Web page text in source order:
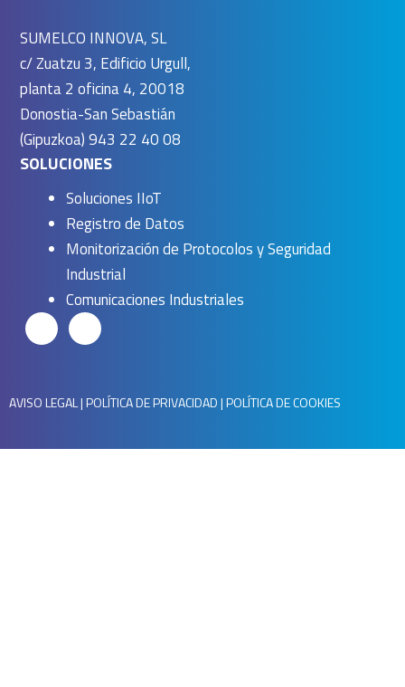
SUMELCO INNOVA, SL
c/ Zuatzu 3, Edificio Urgull,
planta 2 oficina 4, 20018
Donostia-San Sebastián
(Gipuzkoa) 943 22 40 08
SOLUCIONES
Soluciones IIoT
Registro de Datos
Monitorización de Protocolos y Seguridad
Industrial
Comunicaciones Industriales
AVISO LEGAL|POLÍTICA DE PRIVACIDAD|POLÍTICA DE COOKIES